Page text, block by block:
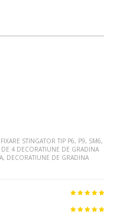
STINGATOR TIP P6, P9, SM6,
4 DECORATIUNE DE GRADINA
DECORATIUNE DE GRADINA